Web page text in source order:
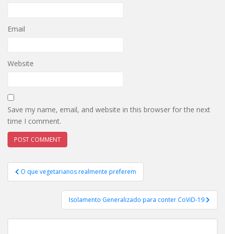
Email
Website
Save my name, email, and website in this browser for the next
time I comment.
Post
navigation
O que vegetarianos realmente preferem
Isolamento Generalizado para conter CoViD-19